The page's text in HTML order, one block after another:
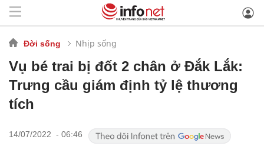
Đời sống Nhịp sống
Vụ bé trai bị đốt 2 chân ở Đắk Lắk:
Trưng cầu giám định tỷ lệ thương
tích
14/07/2022 - 06:46